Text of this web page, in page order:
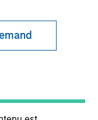
liquidity markets
for income, liquidity